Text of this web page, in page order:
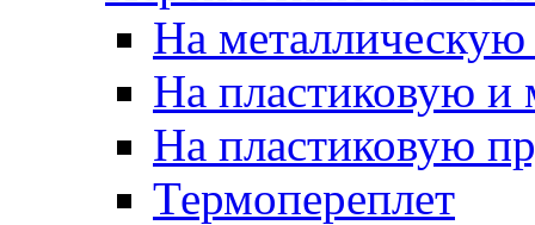
На
На пластиковую и
На пластиковую
Термопереплет